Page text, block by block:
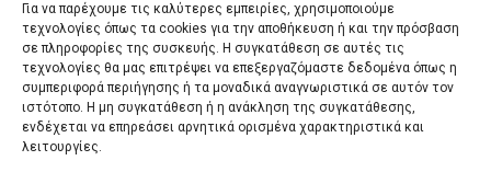
Για να παρέχουμε τις καλύτερες εμπειρίες, χρησιμοποιούμε
τεχνολογίες όπως τα cookies για την αποθήκευση ή και την πρόσβαση
σε πληροφορίες της συσκευής. Η συγκατάθεση σε αυτές τις
τεχνολογίες θα μας επιτρέψει να επεξεργαζόμαστε δεδομένα όπως η
συμπεριφορά περιήγησης ή τα μοναδικά αναγνωριστικά σε αυτόν τον
ιστότοπο. Η μη συγκατάθεση ή η ανάκληση της συγκατάθεσης,
ενδέχεται να επηρεάσει αρνητικά ορισμένα χαρακτηριστικά και
λειτουργίες.
Όταν τοποθετείτε μια παραγγελία ή
συνδρομή, θα διατηρήσουμε τα
προσωπικά δεδομένα που μας δώσατε
για δέκα (10) χρόνια, ώστε να
μπορέσουμε να συμμορφωθούμε με τις
νομικές και συμβατικές υποχρεώσεις